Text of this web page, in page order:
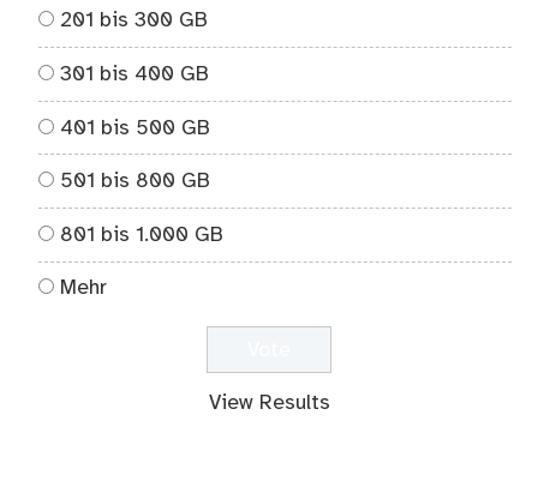
201 bis 300 GB
301 bis 400 GB
401 bis 500 GB
501 bis 800 GB
801 bis 1.000 GB
Mehr
View Results